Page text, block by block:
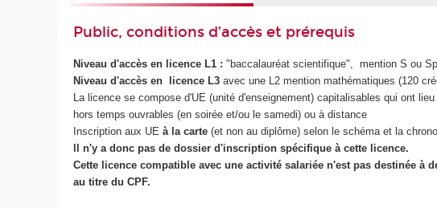
Public, conditions d’accès et prérequis
Niveau d'accès en licence L1 :"baccalauréat scientifique", mention S ou
Niveau d'accès en licence L3avec une L2 mention mathématiques (120
La licence se compose d'UE (unité d'enseignement) capitalisables qui ont lieu
hors temps ouvrables (en soirée et/ou le samedi) ou à distance
Inscription aux UEà la carte (et non au diplôme) selon le schéma et la
ll n'y a donc pas de dossier d'inscription spécifique à cette licence.
Cette licence compatible avec une activité salariée n'est pas destinée
au titre du CPF.